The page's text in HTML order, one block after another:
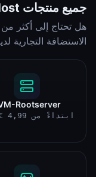
جميع منتجات KernelHost
هل تحتاج إلى أكثر
الاستضافة التجارية
Rootserver
ابتداءً من 4,99 €/شهر